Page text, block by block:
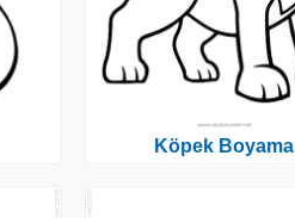
Köpek Boyama